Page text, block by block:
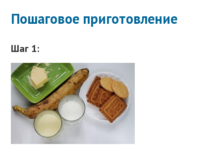
Пошаговое приготовление
Шаг 1: